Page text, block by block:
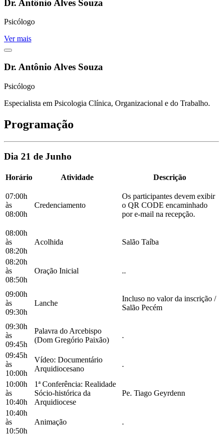
Dr. Antônio Alves Souza
Psicólogo
Ver mais
Dr. Antônio Alves Souza
Psicólogo
Especialista em Psicologia Clínica, Organizacional e do Trabalho.
Programação
Dia 21 de Junho
Horário Atividade Descrição
07:00h
às
08:00h
Credenciamento
Os participantes devem exibir
o QR CODE encaminhado
por e-mail na recepção.
08:00h
às
08:20h
Acolhida Salão Taíba
08:20h
às
08:50h
Oração Inicial ..
09:00h
às
09:30h
Lanche
Incluso no valor da inscrição /
Salão Pecém
09:30h
às
09:45h
Palavra do Arcebispo
(Dom Gregório Paixão)
.
09:45h
às
10:00h
Vídeo: Documentário
Arquidiocesano
.
10:00h
às
10:40h
1ª Conferência: Realidade
Sócio-histórica da
Arquidiocese
Pe. Tiago Geyrdenn
10:40h
às
10:50h
Animação .